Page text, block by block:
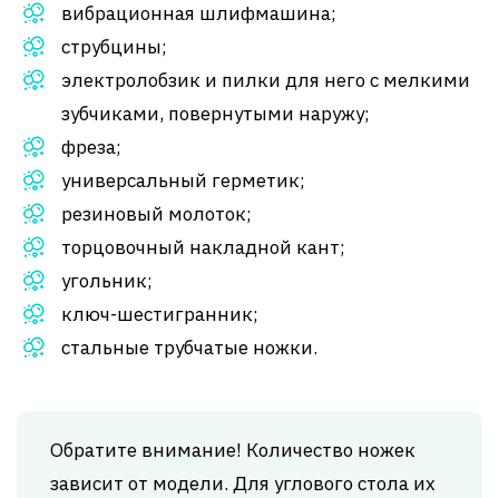
вибрационная шлифмашина;
струбцины;
электролобзик и пилки для него с мелкими
зубчиками, повернутыми наружу;
фреза;
универсальный герметик;
резиновый молоток;
торцовочный накладной кант;
угольник;
ключ-шестигранник;
стальные трубчатые ножки.
Обратите внимание! Количество ножек
зависит от модели. Для углового стола их